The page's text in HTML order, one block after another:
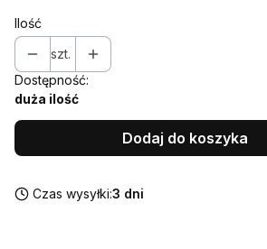
Ilość
szt.
Dostępność:
duża ilość
Dodaj do koszyka
Czas wysyłki:3 dni